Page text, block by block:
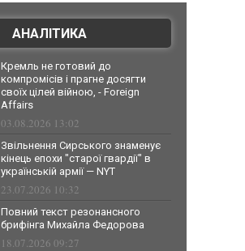
АНАЛІТИКА
Кремль не готовий до
компромісів і прагне досягти
своїх цілей війною, - Foreign
Affairs
03.08.2026 13:02
Звільнення Сирського знаменує
кінець епохи "старої гвардії" в
українській армії — NYT
23.07.2026 10:32
Повний текст резонансного
брифінга Михайла Федорова
18.07.2026 09:27